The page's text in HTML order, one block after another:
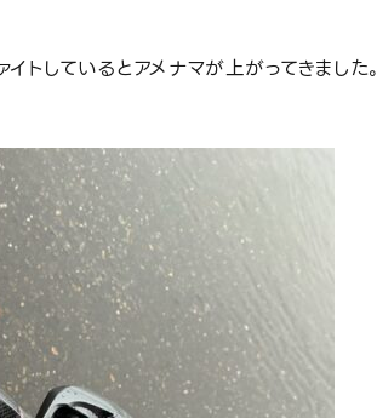
しているとアメナマが上がってきました。